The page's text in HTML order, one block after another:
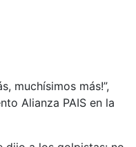
muchísimos más!”,
Alianza PAIS en la